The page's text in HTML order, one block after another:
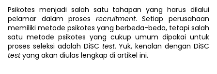
Psikotes menjadi salah satu tahapan yang harus dilalui
pelamar dalam proses recruitment. Setiap perusahaan
memiliki metode psikotes yang berbeda-beda, tetapi salah
satu metode psikotes yang cukup umum dipakai untuk
proses seleksi adalah DiSC test. Yuk, kenalan dengan DiSC
testyang akan diulas lengkap di artikel ini.